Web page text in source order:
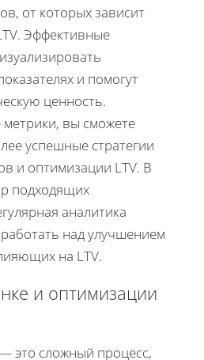
от которых зависит
Эффективные
и помогут
ценность.
вы сможете
успешные стратегии
и оптимизации LTV. В
подходящих
аналитика
над улучшением
на LTV.
и оптимизации
это сложный процесс,